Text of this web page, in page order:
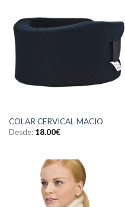
COLAR CERVICAL MACIO
Desde: 18.00€